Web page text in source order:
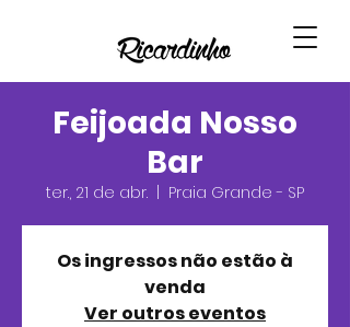
Feijoada Nosso
Bar
ter., 21 de abr. Praia Grande - SP
Os ingressos não estão à
venda
Ver outros eventos